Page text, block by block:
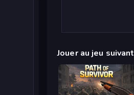
Jouer au jeu suivant